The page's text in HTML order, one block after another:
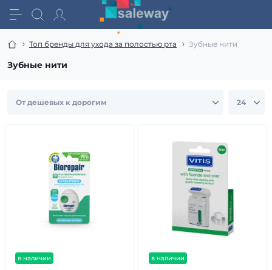
Топ бренды для ухода за полостью рта Зубные нити
Зубные нити
в наличии в наличии